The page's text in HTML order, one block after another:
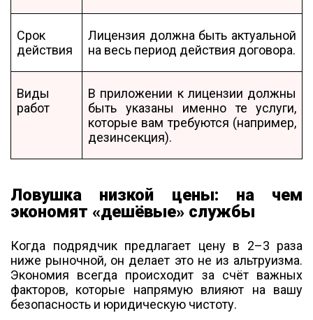
Срок
действия
Лицензия должна быть актуальной
на весь период действия договора.
Виды
работ
В приложении к лицензии должны
быть указаны именно те услуги,
которые вам требуются (например,
дезинсекция).
Ловушка низкой цены: на чем
экономят «дешёвые» службы
Когда подрядчик предлагает цену в 2–3 раза
ниже рыночной, он делает это не из альтруизма.
Экономия всегда происходит за счёт важных
факторов, которые напрямую влияют на вашу
безопасность и юридическую чистоту.